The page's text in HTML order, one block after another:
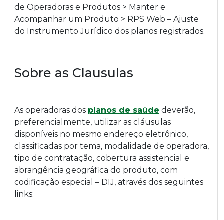
de Operadoras e Produtos > Manter e
Acompanhar um Produto > RPS Web – Ajuste
do Instrumento Jurídico dos planos registrados.
Sobre as Clausulas
As operadoras dos planos de saúde deverão,
preferencialmente, utilizar as cláusulas
disponíveis no mesmo endereço eletrônico,
classificadas por tema, modalidade de operadora,
tipo de contratação, cobertura assistencial e
abrangência geográfica do produto, com
codificação especial – DIJ, através dos seguintes
links: